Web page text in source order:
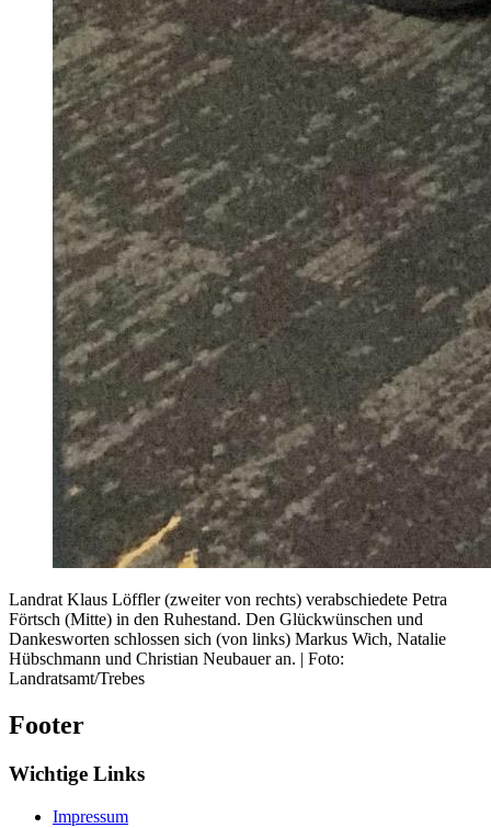
Landrat Klaus Löffler (zweiter von rechts) verabschiedete Petra
Förtsch (Mitte) in den Ruhestand. Den Glückwünschen und
Dankesworten schlossen sich (von links) Markus Wich, Natalie
Hübschmann und Christian Neubauer an. | Foto:
Landratsamt/Trebes
Footer
Wichtige Links
Impressum